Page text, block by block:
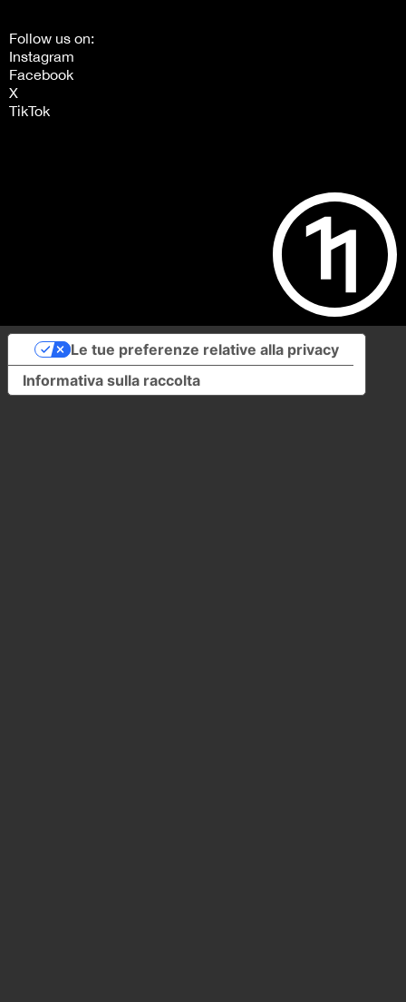
Follow us on:
Instagram
Facebook
X
TikTok
Informativa sulla raccolta
Le tue preferenze relative alla privacy